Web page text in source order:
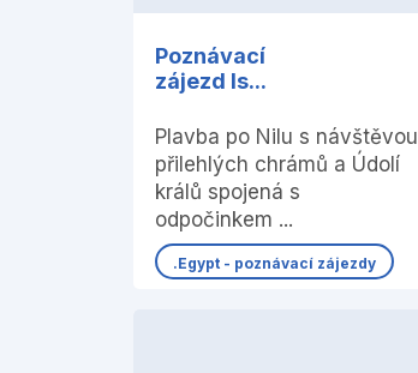
Poznávací
zájezd Is...
Plavba po Nilu s návštěvou
přilehlých chrámů a Údolí
králů spojená s
odpočinkem ...
.Egypt - poznávací zájezdy